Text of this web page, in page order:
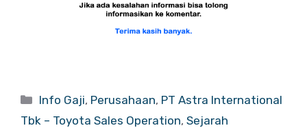
Categories
Info Gaji, Perusahaan, PT Astra International
Tbk – Toyota Sales Operation, Sejarah